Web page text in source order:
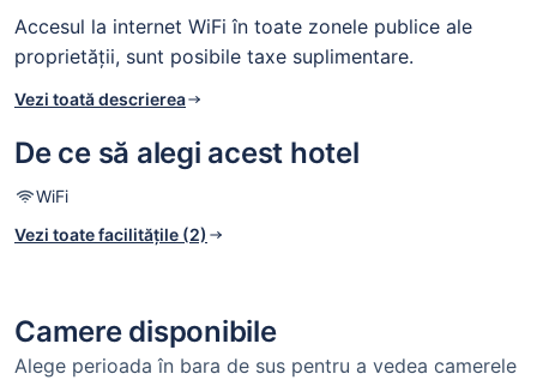
Accesul la internet WiFi în toate zonele publice ale
proprietății, sunt posibile taxe suplimentare.
Vezi toată descrierea
De ce să alegi acest hotel
WiFi
Vezi toate facilitățile (2)
Camere disponibile
Alege perioada în bara de sus pentru a vedea camerele